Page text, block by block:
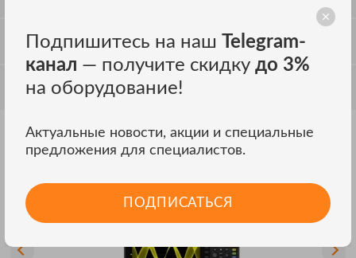
ОТЗЫВЫ
ОБСУЖДЕНИЕ
Другие модели АКИП
Подпишитесь на наш Telegram-
канал — получите скидку до 3%
на оборудование!
Актуальные новости, акции и специальные
предложения для специалистов.
ПОДПИСАТЬСЯ